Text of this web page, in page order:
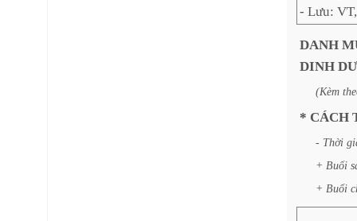
- Lưu:
DANH
DINH
(Kèm
* CÁCH
- Thời
+ Buổi
+ Buổi